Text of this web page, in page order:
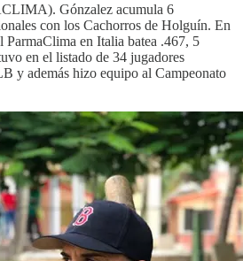
Gónzalez acumula 6
con los Cachorros de Holguín. En
ParmaClima en Italia batea .467, 5
en el listado de 34 jugadores
y además hizo equipo al Campeonato